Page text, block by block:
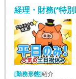
[勤務形態]紹介